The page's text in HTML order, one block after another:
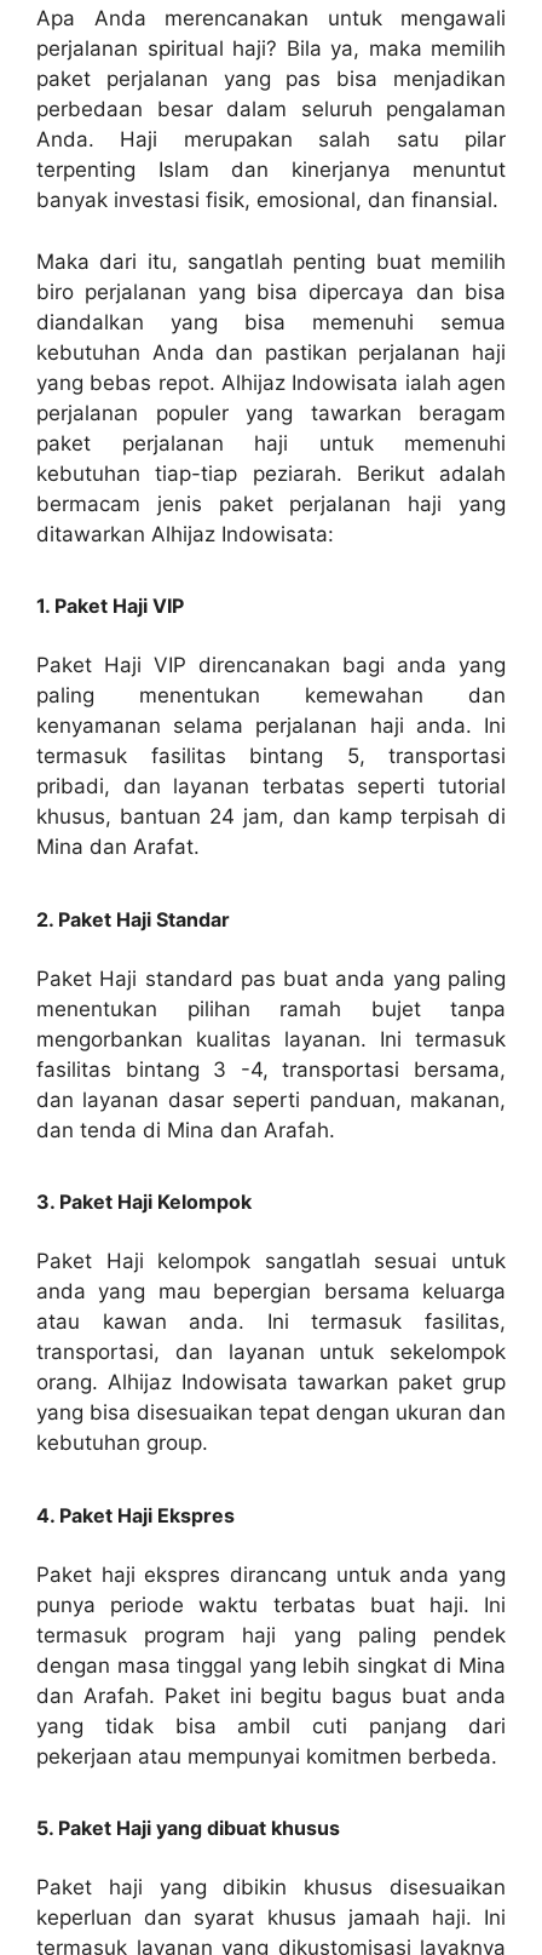
Apa Anda merencanakan untuk mengawali
perjalanan spiritual haji? Bila ya, maka memilih
paket perjalanan yang pas bisa menjadikan
perbedaan besar dalam seluruh pengalaman
Anda. Haji merupakan salah satu pilar
terpenting Islam dan kinerjanya menuntut
banyak investasi fisik, emosional, dan finansial.
Maka dari itu, sangatlah penting buat memilih
biro perjalanan yang bisa dipercaya dan bisa
diandalkan yang bisa memenuhi semua
kebutuhan Anda dan pastikan perjalanan haji
yang bebas repot. Alhijaz Indowisata ialah agen
perjalanan populer yang tawarkan beragam
paket perjalanan haji untuk memenuhi
kebutuhan tiap-tiap peziarah. Berikut adalah
bermacam jenis paket perjalanan haji yang
ditawarkan Alhijaz Indowisata:
1. Paket Haji VIP
Paket Haji VIP direncanakan bagi anda yang
paling menentukan kemewahan dan
kenyamanan selama perjalanan haji anda. Ini
termasuk fasilitas bintang 5, transportasi
pribadi, dan layanan terbatas seperti tutorial
khusus, bantuan 24 jam, dan kamp terpisah di
Mina dan Arafat.
2. Paket Haji Standar
Paket Haji standard pas buat anda yang paling
menentukan pilihan ramah bujet tanpa
mengorbankan kualitas layanan. Ini termasuk
fasilitas bintang 3 -4, transportasi bersama,
dan layanan dasar seperti panduan, makanan,
dan tenda di Mina dan Arafah.
3. Paket Haji Kelompok
Paket Haji kelompok sangatlah sesuai untuk
anda yang mau bepergian bersama keluarga
atau kawan anda. Ini termasuk fasilitas,
transportasi, dan layanan untuk sekelompok
orang. Alhijaz Indowisata tawarkan paket grup
yang bisa disesuaikan tepat dengan ukuran dan
kebutuhan group.
4. Paket Haji Ekspres
Paket haji ekspres dirancang untuk anda yang
punya periode waktu terbatas buat haji. Ini
termasuk program haji yang paling pendek
dengan masa tinggal yang lebih singkat di Mina
dan Arafah. Paket ini begitu bagus buat anda
yang tidak bisa ambil cuti panjang dari
pekerjaan atau mempunyai komitmen berbeda.
5. Paket Haji yang dibuat khusus
Paket haji yang dibikin khusus disesuaikan
keperluan dan syarat khusus jamaah haji. Ini
termasuk layanan yang dikustomisasi layaknya